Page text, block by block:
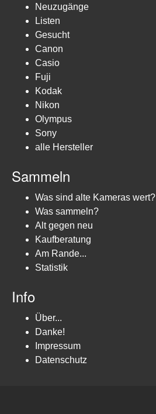
Neuzugänge
Listen
Gesucht
Canon
Casio
Fuji
Kodak
Nikon
Olympus
Sony
alle Hersteller
Sammeln
Was sind alte Kameras wert?
Was sammeln?
Alt gegen neu
Kaufberatung
Am Rande...
Statistik
Info
Über...
Danke!
Impressum
Datenschutz